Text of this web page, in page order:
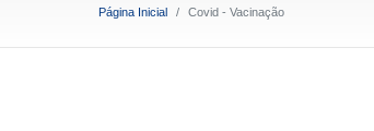
Página Inicial Covid - Vacinação